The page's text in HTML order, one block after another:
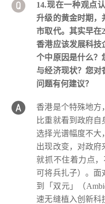
14.现在一种观点
升级的黄金时期，
市取代。其实早在
香港应该发展科技
个中原因是什么？
与经济现状？您对
问题有何建议？
香港是个特殊地方
比重就看到政府自
选择光谱幅度不大
出现改变，对政府
就抓不住着力点
可将兵扎子）。面
到「双元」（
速无缝植入创新科